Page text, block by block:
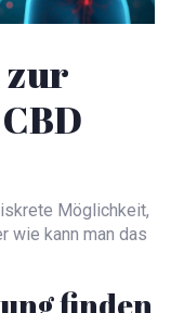
zur
Möglichkeit,
wie kann man das
finden